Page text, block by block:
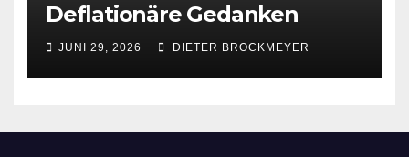
Deflationäre Gedanken
JUNI 29, 2026 DIETER BROCKMEYER